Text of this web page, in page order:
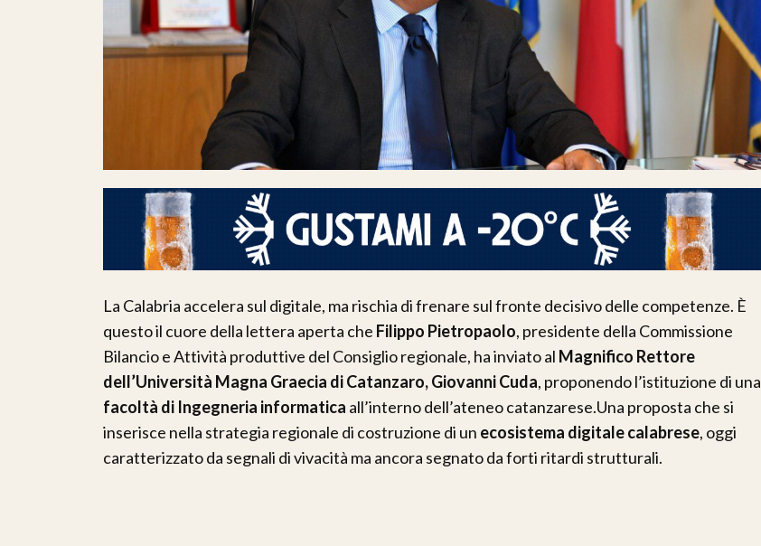
La Calabria accelera sul digitale, ma rischia di frenare sul fronte decisivo delle competenze. È
questo il cuore della lettera aperta che Filippo Pietropaolo, presidente della Commissione
Bilancio e Attività produttive del Consiglio regionale, ha inviato al Magnifico Rettore
dell’Università Magna Graecia di Catanzaro, Giovanni Cuda, proponendo l’istituzione di una
facoltà di Ingegneria informatica all’interno dell’ateneo catanzarese.Una proposta che si
inserisce nella strategia regionale di costruzione di un ecosistema digitale calabrese, oggi
caratterizzato da segnali di vivacità ma ancora segnato da forti ritardi strutturali.